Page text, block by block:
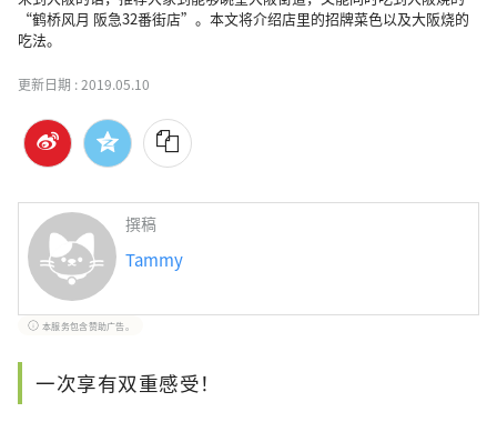
“鹤桥风月 阪急32番街店”。本文将介绍店里的招牌菜色以及大阪烧的
吃法。
更新日期 :2019.05.10
撰稿
Tammy
本服务包含赞助广告。
一次享有双重感受！